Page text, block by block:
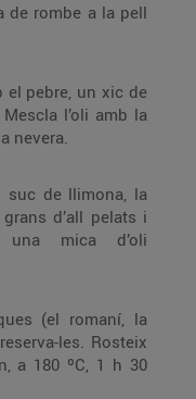
de rombe a la pell
el pebre, un xic de
nevera.
suc de llimona, la
una mica d’oli
(el romaní, la
a 180 ºC, 1 h 30